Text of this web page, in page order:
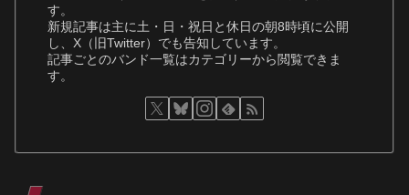
す。
新規記事は主に土・日・祝日と休日の朝8時頃に公開
し、X（旧Twitter）でも告知しています。
記事ごとのバンド一覧はカテゴリーから閲覧できま
す。